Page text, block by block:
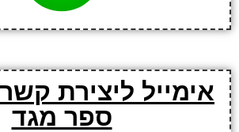
אימייל ליצירת
ספר מגד